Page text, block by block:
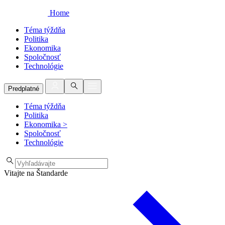
Home
Téma týždňa
Politika
Ekonomika
Spoločnosť
Technológie
Predplatné
Téma týždňa
Politika
Ekonomika >
Spoločnosť
Technológie
Vitajte na Štandarde